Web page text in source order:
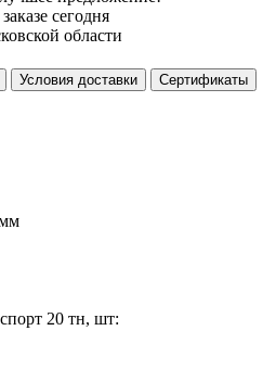
сегодня
области
Условия доставки
Сертификаты
20 тн, шт: